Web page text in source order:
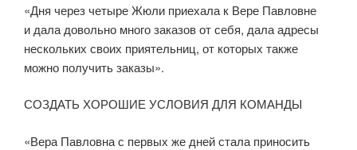
«Дня через четыре Жюли приехала к Вере Павловне
и дала довольно много заказов от себя, дала адресы
нескольких своих приятельниц, от которых также
можно получить заказы».
СОЗДАТЬ ХОРОШИЕ УСЛОВИЯ ДЛЯ КОМАНДЫ
«Вера Павловна с первых же дней стала приносить